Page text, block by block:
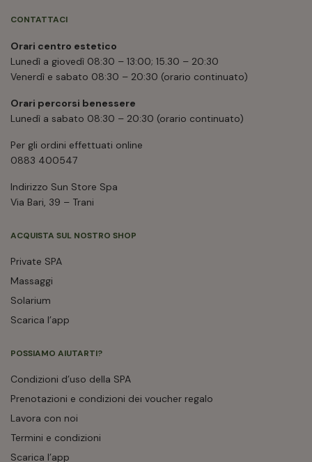
CONTATTACI
Orari centro estetico
Lunedì a giovedì 08:30 – 13:00; 15.30 – 20:30
Venerdì e sabato 08:30 – 20:30 (orario continuato)
Orari percorsi benessere
Lunedì a sabato 08:30 – 20:30 (orario continuato)
Per gli ordini effettuati online
0883 400547
Indirizzo Sun Store Spa
Via Bari, 39 – Trani
ACQUISTA SUL NOSTRO SHOP
Private SPA
Massaggi
Solarium
Scarica l’app
POSSIAMO AIUTARTI?
Condizioni d’uso della SPA
Prenotazioni e condizioni dei voucher regalo
Lavora con noi
Termini e condizioni
Scarica l’app